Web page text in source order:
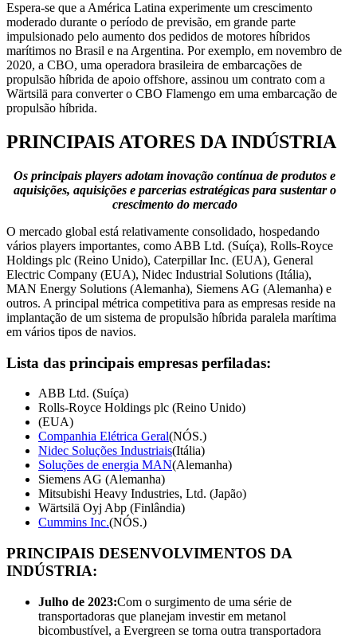
Espera-se que a América Latina experimente um crescimento
moderado durante o período de previsão, em grande parte
impulsionado pelo aumento dos pedidos de motores híbridos
marítimos no Brasil e na Argentina. Por exemplo, em novembro de
2020, a CBO, uma operadora brasileira de embarcações de
propulsão híbrida de apoio offshore, assinou um contrato com a
Wärtsilä para converter o CBO Flamengo em uma embarcação de
propulsão híbrida.
PRINCIPAIS ATORES DA INDÚSTRIA
Os principais players adotam inovação contínua de produtos e
aquisições, aquisições e parcerias estratégicas para sustentar o
crescimento do mercado
O mercado global está relativamente consolidado, hospedando
vários players importantes, como ABB Ltd. (Suíça), Rolls-Royce
Holdings plc (Reino Unido), Caterpillar Inc. (EUA), General
Electric Company (EUA), Nidec Industrial Solutions (Itália),
MAN Energy Solutions (Alemanha), Siemens AG (Alemanha) e
outros. A principal métrica competitiva para as empresas reside na
implantação de um sistema de propulsão híbrida paralela marítima
em vários tipos de navios.
Lista das principais empresas perfiladas:
ABB Ltd. (Suíça)
Rolls-Royce Holdings plc (Reino Unido)
(EUA)
Companhia Elétrica Geral(NÓS.)
Nidec Soluções Industriais(Itália)
Soluções de energia MAN(Alemanha)
Siemens AG (Alemanha)
Mitsubishi Heavy Industries, Ltd. (Japão)
Wärtsilä Oyj Abp (Finlândia)
Cummins Inc.(NÓS.)
PRINCIPAIS DESENVOLVIMENTOS DA
INDÚSTRIA:
Julho de 2023:Com o surgimento de uma série de
transportadoras que planejam investir em metanol
bicombustível, a Evergreen se torna outra transportadora